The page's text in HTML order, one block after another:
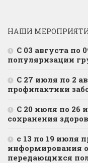
НАШИ
С 03 августа по
популяризации
С 27 июля по 2
профилактики
С 20 июля по 26
сохранения
с 13 по 19 июля
информирования
передающихся